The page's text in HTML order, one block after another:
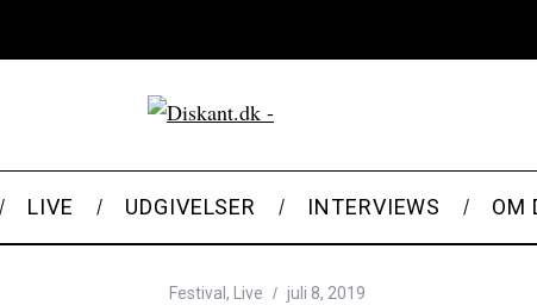
LIVE UDGIVELSER INTERVIEWS OM
Festival , Live juli 8, 2019